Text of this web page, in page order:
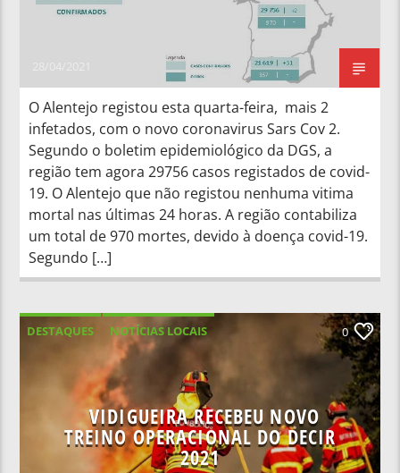
O Alentejo registou esta quarta-feira, mais 2
infetados, com o novo coronavirus Sars Cov 2.
Segundo o boletim epidemiológico da DGS, a
região tem agora 29756 casos registados de covid-
19. O Alentejo que não registou nenhuma vitima
mortal nas últimas 24 horas. A região contabiliza
um total de 970 mortes, devido à doença covid-19.
Segundo […]
DESTAQUES
NOTÍCIAS LOCAIS
NOTÍCIAS NACIONAIS
0
VIDIGUEIRA RECEBEU NOVO
TREINO OPERACIONAL DO DECIR
2021